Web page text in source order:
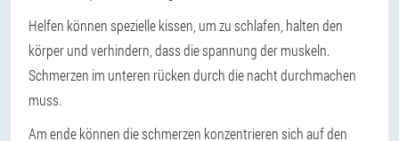
Helfen können spezielle kissen, um zu schlafen, halten den
körper und verhindern, dass die spannung der muskeln.
Schmerzen im unteren rücken durch die nacht durchmachen
muss.
Am ende können die schmerzen konzentrieren sich auf den